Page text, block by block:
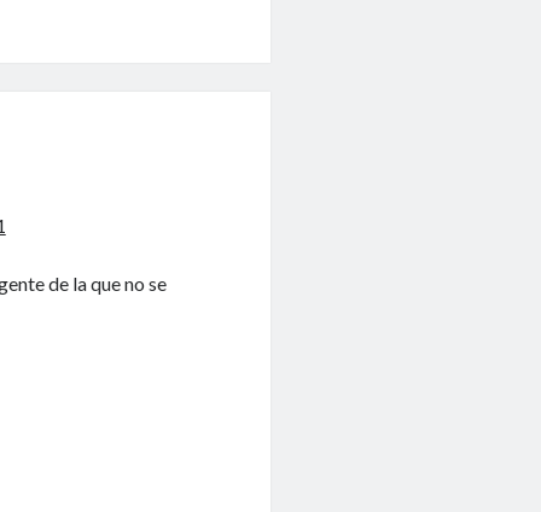
de la que no se